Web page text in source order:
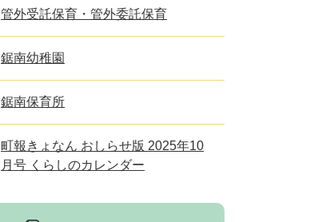
とじる
管外受託保育・管外委託保育
鋸南幼稚園
鋸南保育所
町報きょなん おしらせ版 2025年10
月号 くらしのカレンダー